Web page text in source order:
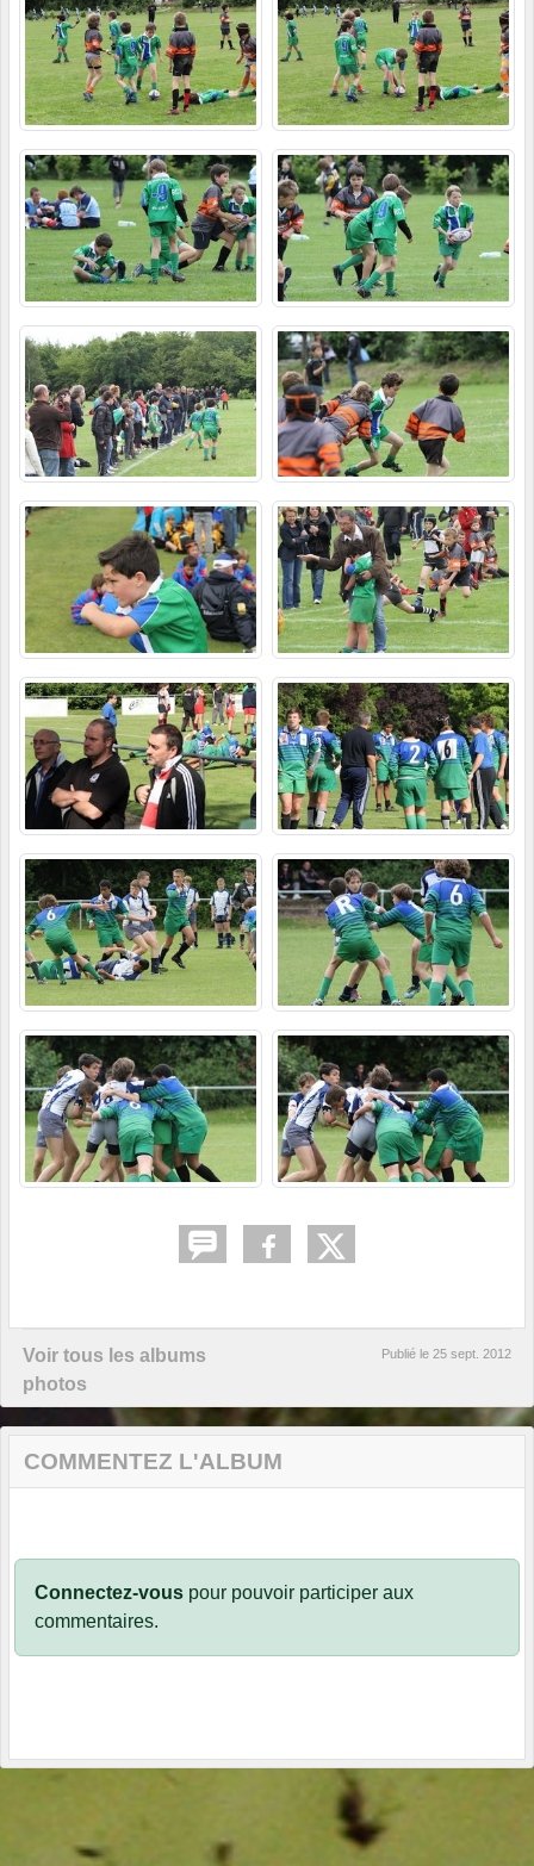
Voir tous les albums
photos
Publié le 25 sept. 2012
COMMENTEZ L'ALBUM
Connectez-vous pour pouvoir participer aux
commentaires.